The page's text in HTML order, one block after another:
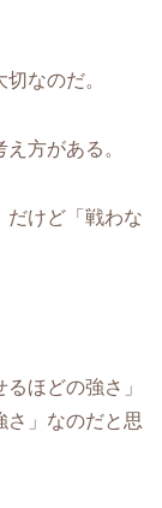
なのだ。
方がある。
けど「戦わな
ほどの強さ」
さ」なのだと思